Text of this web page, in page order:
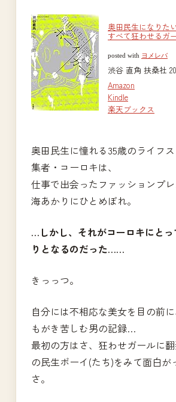
奥田民生になりた
すべて狂わせるガ
posted with ヨメレバ
渋谷 直角 扶桑社
Amazon
Kindle
楽天ブックス
奥田民生に憧れる35歳のライフ
集者・コーロキは、
仕事で出会ったファッションプ
海あかりにひとめぼれ。
…しかし、それがコーロキにとっ
りとなるのだった……
きっっつ。
自分には不相応な美女を目の前
もがき苦しむ男の記録…
最初の方はさ、狂わせガールに
の民生ボーイ(たち)をみて面白が
さ。